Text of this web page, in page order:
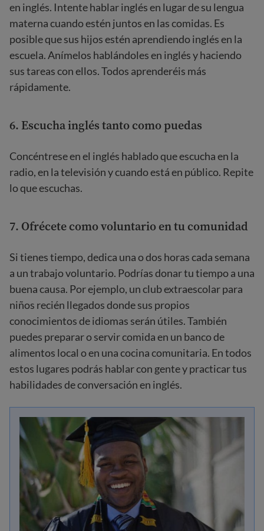
en inglés. Intente hablar inglés en lugar de su lengua
materna cuando estén juntos en las comidas. Es
posible que sus hijos estén aprendiendo inglés en la
escuela. Anímelos hablándoles en inglés y haciendo
sus tareas con ellos. Todos aprenderéis más
rápidamente.
6. Escucha inglés tanto como puedas
Concéntrese en el inglés hablado que escucha en la
radio, en la televisión y cuando está en público. Repite
lo que escuchas.
7. Ofrécete como voluntario en tu comunidad
Si tienes tiempo, dedica una o dos horas cada semana
a un trabajo voluntario. Podrías donar tu tiempo a una
buena causa. Por ejemplo, un club extraescolar para
niños recién llegados donde sus propios
conocimientos de idiomas serán útiles. También
puedes preparar o servir comida en un banco de
alimentos local o en una cocina comunitaria. En todos
estos lugares podrás hablar con gente y practicar tus
habilidades de conversación en inglés.